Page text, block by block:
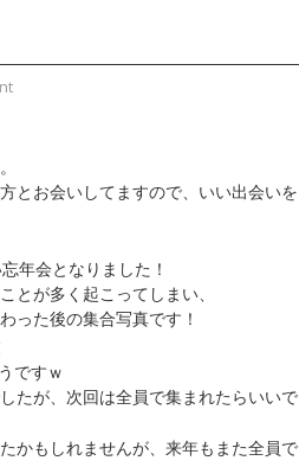
とお会いしてますので、いい出会いを
年会となりました！
とが多く起こってしまい、
った後の集合写真です！
ですｗ
たが、次回は全員で集まれたらいいで
かもしれませんが、来年もまた全員で